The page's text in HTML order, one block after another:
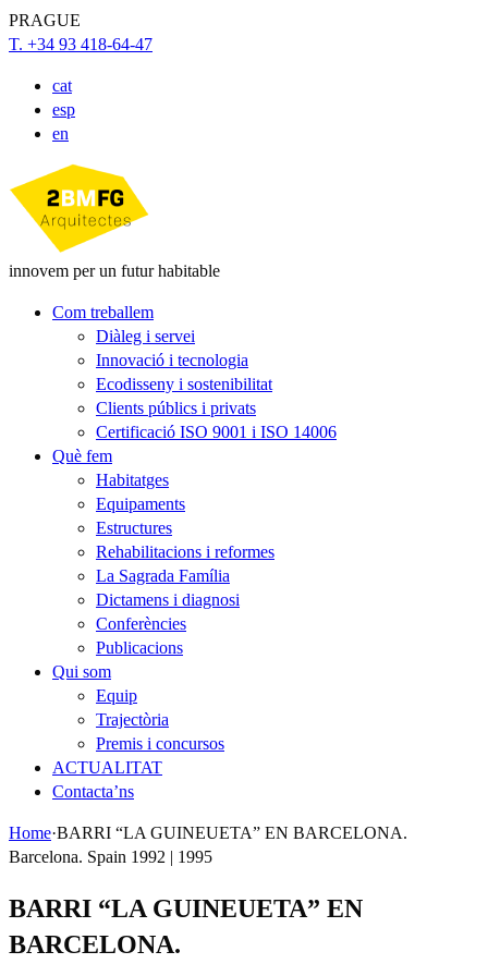
PRAGUE
T. +34 93 418-64-47
cat
esp
en
innovem per un futur habitable
Com treballem
Diàleg i servei
Innovació i tecnologia
Ecodisseny i sostenibilitat
Clients públics i privats
Certificació ISO 9001 i ISO 14006
Què fem
Habitatges
Equipaments
Estructures
Rehabilitacions i reformes
La Sagrada Família
Dictamens i diagnosi
Conferències
Publicacions
Qui som
Equip
Trajectòria
Premis i concursos
ACTUALITAT
Contacta’ns
Home·BARRI “LA GUINEUETA” EN BARCELONA.
Barcelona. Spain 1992 | 1995
BARRI “LA GUINEUETA” EN
BARCELONA.